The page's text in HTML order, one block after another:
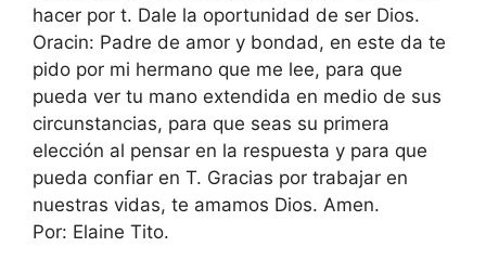
hacer por t. Dale la oportunidad de ser Dios.
Oracin: Padre de amor y bondad, en este da te
pido por mi hermano que me lee, para que
pueda ver tu mano extendida en medio de sus
circunstancias, para que seas su primera
elección al pensar en la respuesta y para que
pueda confiar en T. Gracias por trabajar en
nuestras vidas, te amamos Dios. Amen.
Por: Elaine Tito.